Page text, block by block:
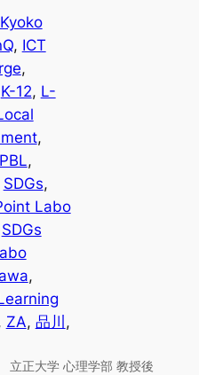
, ICT
K-12, L-
PBL
SDGs
Labo
SDGs
ZA, 品川
正大学 心理学部 教授後